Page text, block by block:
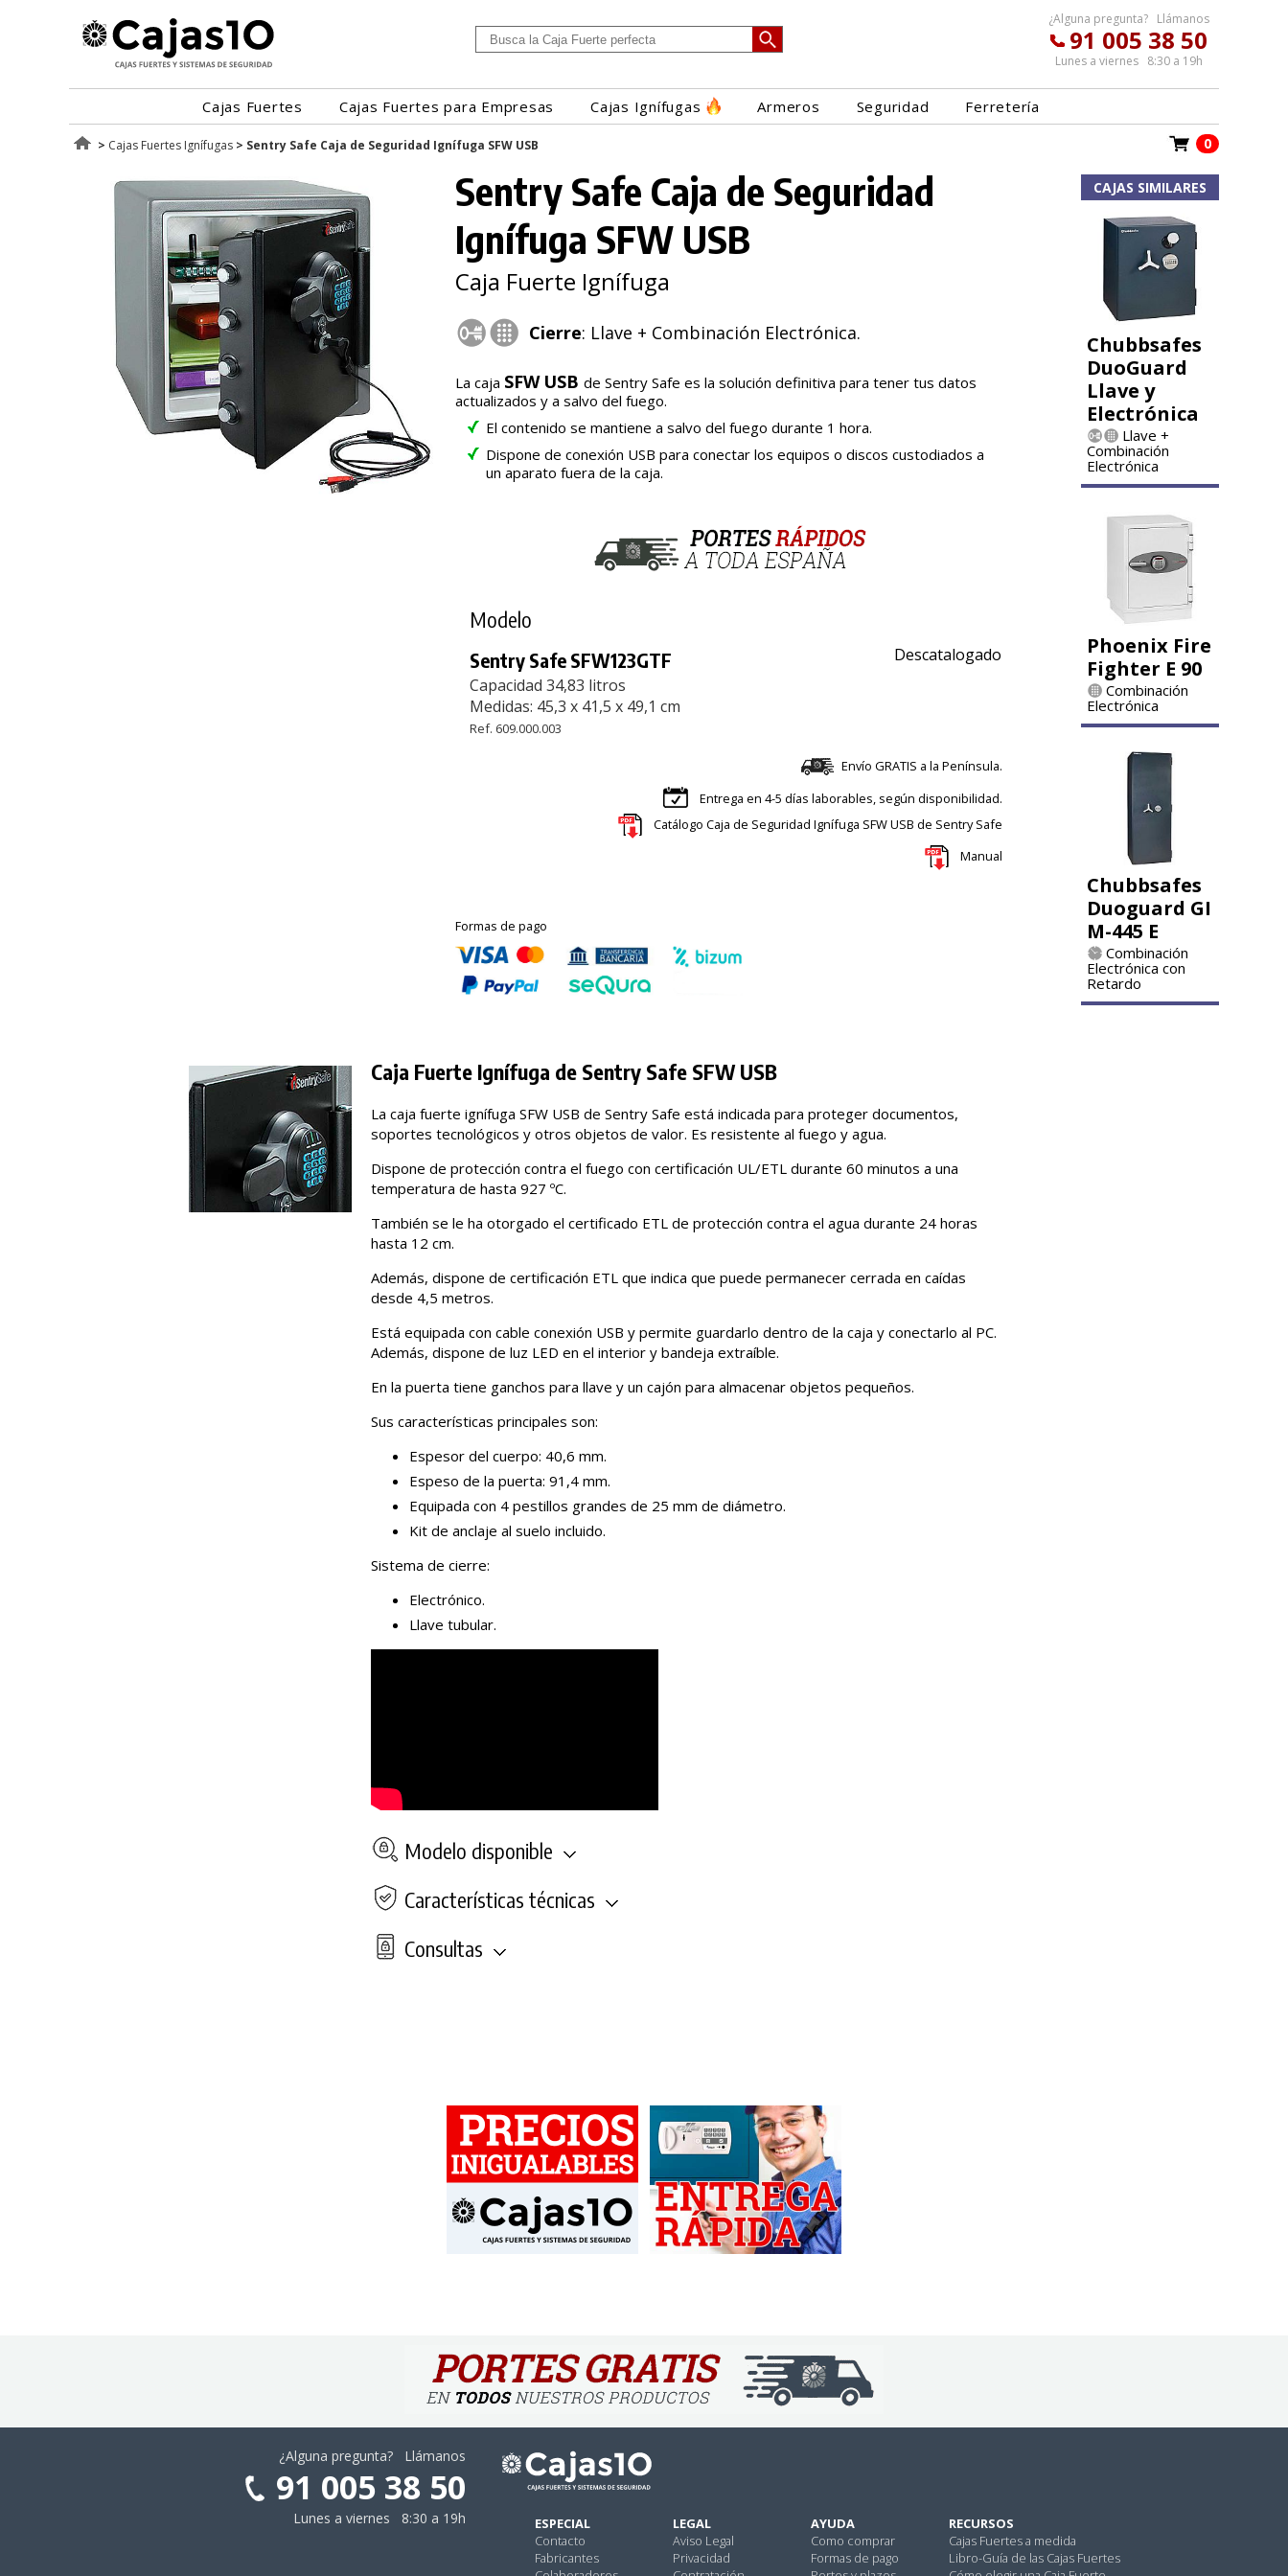
¿Alguna pregunta? Llámanos
91 005 38 50
Lunes a viernes 8:30 a 19h
Cajas Fuertes Cajas Fuertes para Empresas Cajas Ignífugas Armeros Seguridad Ferretería
> Cajas Fuertes Ignífugas > Sentry Safe Caja de Seguridad Ignífuga SFW USB 0
Sentry Safe Caja de Seguridad
Ignífuga SFW USB
Caja Fuerte Ignífuga
Cierre: Llave + Combinación Electrónica.
La caja SFW USBde Sentry Safe es la solución definitiva para tener tus datos
actualizados y a salvo del fuego.
El contenido se mantiene a salvo del fuego durante 1 hora.
Dispone de conexión USB para conectar los equipos o discos custodiados a
un aparato fuera de la caja.
Modelo
Sentry Safe SFW123GTF
Capacidad 34,83 litros
Medidas: 45,3 x 41,5 x 49,1 cm
Ref. 609.000.003
Descatalogado
Envío GRATIS a la Península.
Entrega en 4-5 días laborables, según disponibilidad.
Catálogo Caja de Seguridad Ignífuga SFW USB de Sentry Safe
Manual
Formas de pago
Caja Fuerte Ignífuga de Sentry Safe SFW USB
La caja fuerte ignífuga SFW USB de Sentry Safe está indicada para proteger documentos,
soportes tecnológicos y otros objetos de valor. Es resistente al fuego y agua.
Dispone de protección contra el fuego con certificación UL/ETL durante 60 minutos a una
temperatura de hasta 927 ºC.
También se le ha otorgado el certificado ETL de protección contra el agua durante 24 horas
hasta 12 cm.
Además, dispone de certificación ETL que indica que puede permanecer cerrada en caídas
desde 4,5 metros.
Está equipada con cable conexión USB y permite guardarlo dentro de la caja y conectarlo al PC.
Además, dispone de luz LED en el interior y bandeja extraíble.
En la puerta tiene ganchos para llave y un cajón para almacenar objetos pequeños.
Sus características principales son:
Espesor del cuerpo: 40,6 mm.
Espeso de la puerta: 91,4 mm.
Equipada con 4 pestillos grandes de 25 mm de diámetro.
Kit de anclaje al suelo incluido.
Sistema de cierre:
Electrónico.
Llave tubular.
Modelo disponible
Características técnicas
Consultas
CAJAS SIMILARES
Chubbsafes
DuoGuard
Llave y
Electrónica
Llave +
Combinación
Electrónica
Phoenix Fire
Fighter E 90
Combinación
Electrónica
Chubbsafes
Duoguard GI
M-445 E
Combinación
Electrónica con
Retardo
¿Alguna pregunta? Llámanos
91 005 38 50
Lunes a viernes 8:30 a 19h
ESPECIAL
Contacto
Fabricantes
LEGAL
Aviso Legal
Privacidad
AYUDA
Como comprar
Formas de pago
RECURSOS
Cajas Fuertes a medida
Libro-Guía de las Cajas Fuertes